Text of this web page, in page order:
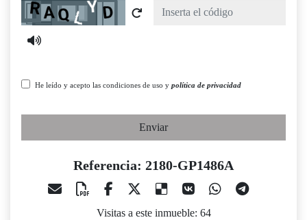
Captcha
He leído y acepto las condiciones de uso y política de privacidad
Enviar
Referencia: 2180-GP1486A
Visitas a este inmueble: 64